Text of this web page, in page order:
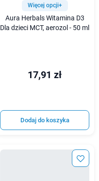
Więcej opcji+
Aura Herbals Witamina D3
Dla dzieci MCT, aerozol - 50 ml
17,91 zł
Dodaj do koszyka